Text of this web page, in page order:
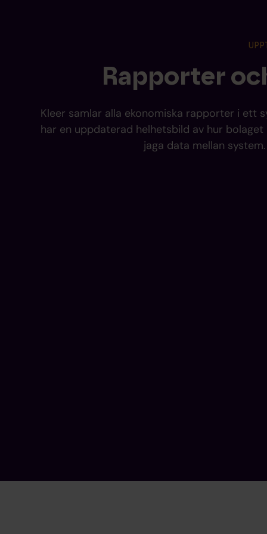
Rapporter
Kleer samlar alla ekonomiska rapporter i ett
har en uppdaterad helhetsbild av hur
jaga data mellan system.